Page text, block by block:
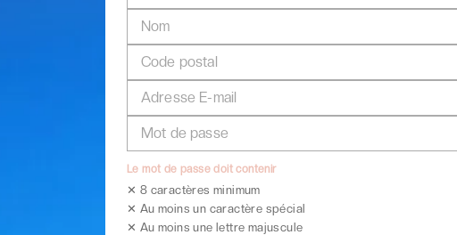
Nom
Code postal
Adresse E-mail
Mot de passe
Le mot de passe doit contenir
✕ 8 caractères minimum
✕ Au moins un caractère spécial
✕ Au moins une lettre majuscule